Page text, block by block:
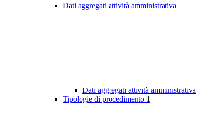
Dati aggregati attività amministrativa
Dati aggregati attività amministrativa
Tipologie di procedimento 1